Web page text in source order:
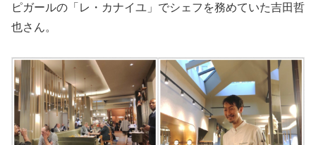
ピガールの「レ・カナイユ」でシェフを務めていた吉田哲
也さん。